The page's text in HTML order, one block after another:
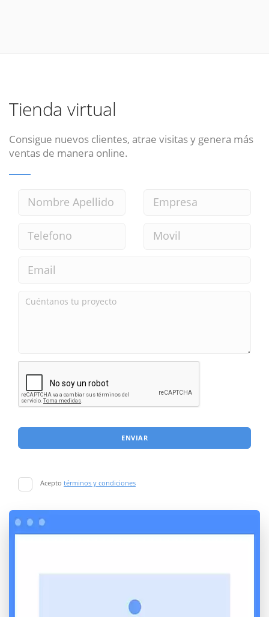
Tienda virtual
Consigue nuevos clientes, atrae visitas y genera más
ventas de manera online.
ENVIAR
Acepto términos y condiciones